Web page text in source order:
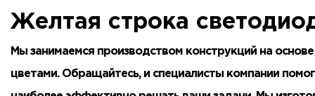
Желтая строка
Мы занимаемся производством конструкций на
цветами. Обращайтесь, и специалисты компании